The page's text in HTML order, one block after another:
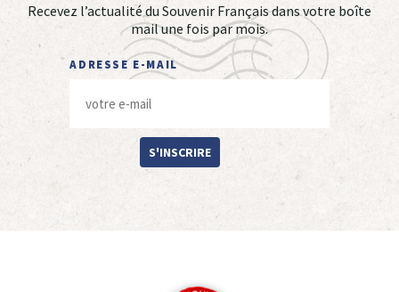
Recevez l’actualité du Souvenir Français dans votre boîte
mail une fois par mois.
ADRESSE E-MAIL
S'INSCRIRE